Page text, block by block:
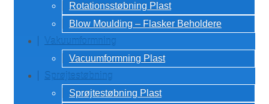
Rotationsstøbning Plast
Blow Moulding – Flasker Beholdere
Vakuumformning
Vacuumformning Plast
Sprøjtestøbning
Sprøjtestøbning Plast